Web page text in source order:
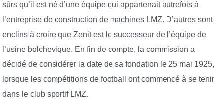
sûrs qu’il est né d’une équipe qui appartenait autrefois à
l’entreprise de construction de machines LMZ. D’autres sont
enclins à croire que Zenit est le successeur de l’équipe de
l’usine bolchevique. En fin de compte, la commission a
décidé de considérer la date de sa fondation le 25 mai 1925,
lorsque les compétitions de football ont commencé à se tenir
dans le club sportif LMZ.